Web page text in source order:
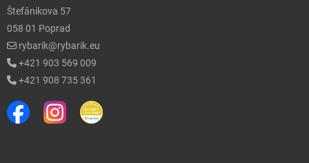
Štefánikova 57
058 01 Poprad
rybarik@rybarik.eu
+421 903 569 009
+421 908 735 361